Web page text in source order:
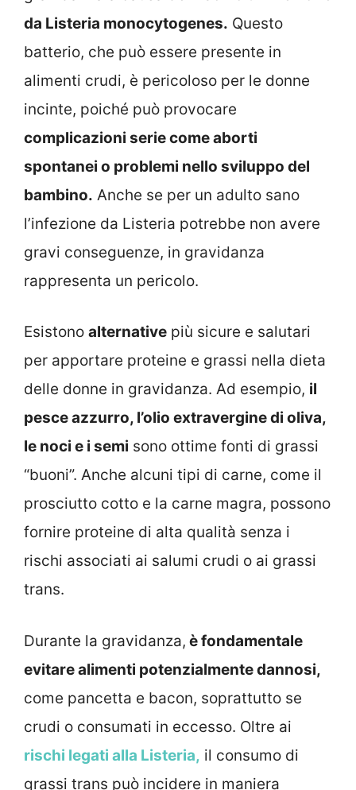
da Listeria monocytogenes. Questo
batterio, che può essere presente in
alimenti crudi, è pericoloso per le donne
incinte, poiché può provocare
complicazioni serie come aborti
spontanei o problemi nello sviluppo del
bambino. Anche se per un adulto sano
l’infezione da Listeria potrebbe non avere
gravi conseguenze, in gravidanza
rappresenta un pericolo.
Esistono alternative più sicure e salutari
per apportare proteine e grassi nella dieta
delle donne in gravidanza. Ad esempio, il
pesce azzurro, l’olio extravergine di oliva,
le noci e i semi sono ottime fonti di grassi
“buoni”. Anche alcuni tipi di carne, come il
prosciutto cotto e la carne magra, possono
fornire proteine di alta qualità senza i
rischi associati ai salumi crudi o ai grassi
trans.
Durante la gravidanza, è fondamentale
evitare alimenti potenzialmente dannosi,
come pancetta e bacon, soprattutto se
crudi o consumati in eccesso. Oltre ai
rischi legati alla Listeria, il consumo di
grassi trans può incidere in maniera